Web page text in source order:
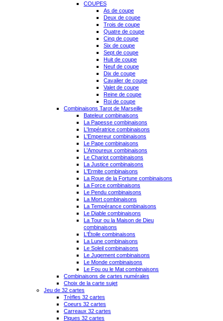
COUPES
As de coupe
Deux de coupe
Trois de coupe
Quatre de coupe
Cinq de coupe
Six de coupe
Sept de coupe
Huit de coupe
Neuf de coupe
Dix de coupe
Cavalier de coupe
Valet de coupe
Reine de coupe
Roi de coupe
Combinaisons Tarot de Marseille
Bateleur combinaisons
La Papesse combinaisons
L'Impératrice combinaisons
L'Empereur combinaisons
Le Pape combinaisons
L'Amoureux combinaisons
Le Chariot combinaisons
La Justice combinaisons
L'Ermite combinaisons
La Roue de la Fortune combinaisons
La Force combinaisons
Le Pendu combinaisons
La Mort combinaisons
La Tempérance combinaisons
Le Diable combinaisons
La Tour ou la Maison de Dieu
combinaisons
L'Étoile combinaisons
La Lune combinaisons
Le Soleil combinaisons
Le Jugement combinaisons
Le Monde combinaisons
Le Fou ou le Mat combinaisons
Combinaisons de cartes numérales
Choix de la carte sujet
Jeu de 32 cartes
Trèfles 32 cartes
Coeurs 32 cartes
Carreaux 32 cartes
Piques 32 cartes